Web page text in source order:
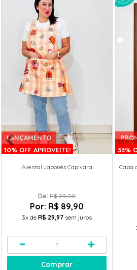
LANÇAMENTO
10% OFF APROVEITE!
Avental Japonês Capivara
De: R$ 99,90
Por: R$ 89,90
3x de R$ 29,97 sem juros
Comprar
33%
Capa